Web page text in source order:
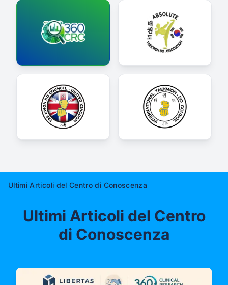
Ultimi Articoli del Centro di Conoscenza
Ultimi Articoli del Centro
di Conoscenza